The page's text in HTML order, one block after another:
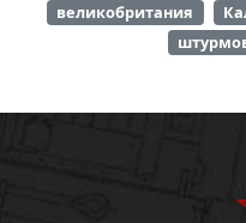
великобритания